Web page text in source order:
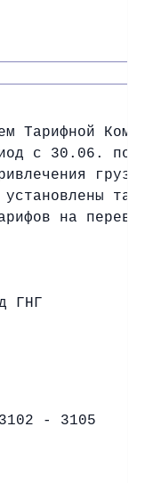
Тарифной
с 30.06. по
на
ГНГ
- 3105